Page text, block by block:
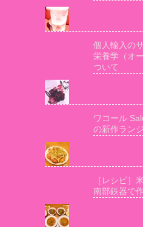
個人輸入の
栄養学（オ
ついて
ワコール
の新作ラン
［レシピ］
南部鉄器で